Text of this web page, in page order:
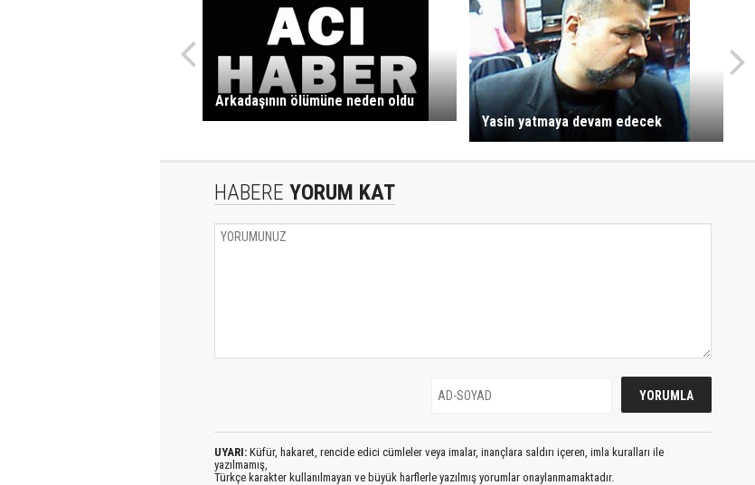
Arkadaşının ölümüne neden oldu
Yasin yatmaya devam edecek
HABERE YORUM KAT
UYARI: Küfür, hakaret, rencide edici cümleler veya imalar, inançlara saldırı içeren, imla kuralları ile
yazılmamış,
Türkçe karakter kullanılmayan ve büyük harflerle yazılmış yorumlar onaylanmamaktadır.